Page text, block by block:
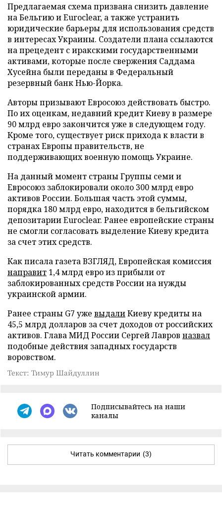
Предлагаемая схема призвана снизить давление
на Бельгию и Euroclear, а также устранить
юридические барьеры для использования средств
в интересах Украины. Создатели плана ссылаются
на прецедент с иракскими государственными
активами, которые после свержения Саддама
Хусейна были переданы в Федеральный
резервный банк Нью-Йорка.
Авторы призывают Евросоюз действовать быстро.
По их оценкам, недавний кредит Киеву в размере
90 млрд евро закончится уже в следующем году.
Кроме того, существует риск прихода к власти в
странах Европы правительств, не
поддерживающих военную помощь Украине.
На данный момент страны Группы семи и
Евросоюз заблокировали около 300 млрд евро
активов России. Большая часть этой суммы,
порядка 180 млрд евро, находится в бельгийском
депозитарии Euroclear. Ранее европейские страны
не смогли согласовать выделение Киеву кредита
за счет этих средств.
Как писала газета ВЗГЛЯД, Европейская комиссия
направит 1,4 млрд евро из прибыли от
заблокированных средств России на нужды
украинской армии.
Ранее страны G7 уже выдалиКиеву кредиты на
45,5 млрд долларов за счет доходов от российских
активов. Глава МИД России Сергей Лавров назвал
подобные действия западных государств
воровством.
Текст: Тимур Шайдуллин
Подписывайтесь на наши
каналы
Читать комментарии (3)